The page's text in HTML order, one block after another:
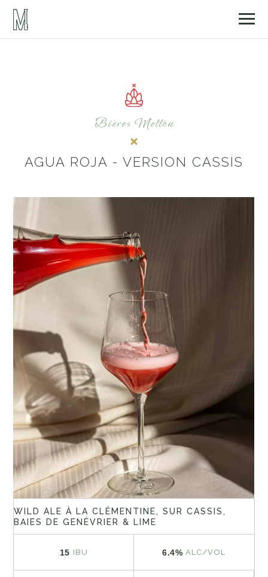
Bières Mellön
AGUA ROJA - VERSION CASSIS
WILD ALE À LA CLÉMENTINE, SUR CASSIS,
BAIES DE GENÉVRIER & LIME
15 IBU 6.4% ALC/VOL